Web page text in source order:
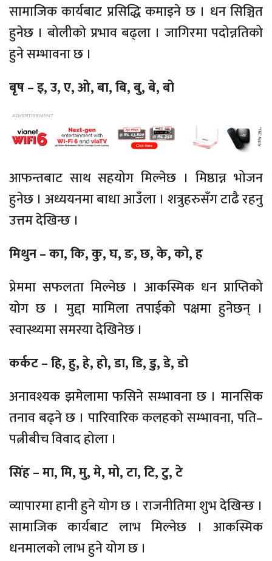
सामाजिक कार्यबाट प्रसिद्धि कमाइने छ । धन सिञ्चित
हुनेछ । बोलीको प्रभाव बढ्ला । जागिरमा पदोन्नतिको
हुने सम्भावना छ ।
बृष – इ, उ, ए, ओ, बा, बि, बु, बे, बो
आफन्तबाट साथ सहयोग मिल्नेछ । मिष्ठान्न भोजन
हुनेछ । अध्ययनमा बाधा आउँला । शत्रुहरुसँग टाढै रहनु
उत्तम देखिन्छ ।
मिथुन – का, कि, कु, घ, ङ, छ, के, को, ह
प्रेममा सफलता मिल्नेछ । आकस्मिक धन प्राप्तिको
योग छ । मुद्दा मामिला तपाईको पक्षमा हुनेछन् ।
स्वास्थ्यमा समस्या देखिनेछ ।
कर्कट – हि, हु, हे, हो, डा, डि, डु, डे, डो
अनावश्यक झमेलामा फसिने सम्भावना छ । मानसिक
तनाव बढ्ने छ । पारिवारिक कलहको सम्भावना, पति–
पत्नीबीच विवाद होला ।
सिंह – मा, मि, मु, मे, मो, टा, टि, टु, टे
व्यापारमा हानी हुने योग छ । राजनीतिमा शुभ देखिन्छ ।
सामाजिक कार्यबाट लाभ मिल्नेछ । आकस्मिक
धनमालको लाभ हुने योग छ ।